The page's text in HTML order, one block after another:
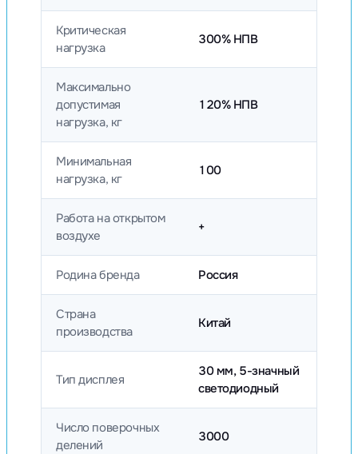
Критическая
нагрузка
300% НПВ
Максимально
допустимая
нагрузка, кг
120% НПВ
Минимальная
нагрузка, кг
100
Работа на открытом
воздухе
+
Родина бренда Россия
Страна
производства
Китай
Тип дисплея
30 мм, 5-значный
светодиодный
Число поверочных
делений
3000